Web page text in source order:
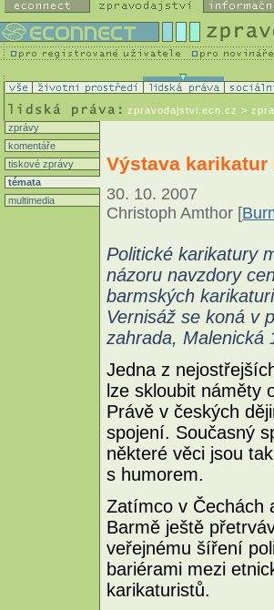
zpravodajstvi.ecn.cz >
zprávy
komentáře
tiskové zprávy
témata
multimedia
Výstava
30. 10. 2007
Christoph Amthor [
Politické karikatury
názoru navzdory
barmských
Vernisáž se koná v
zahrada, Malenická
Jedna z
lze skloubit náměty
Právě v českých
spojení. Současný
některé věci jsou
s humorem.
Zatímco v Čechách
Barmě ještě
veřejnému šíření
bariérami mezi
karikaturistů.